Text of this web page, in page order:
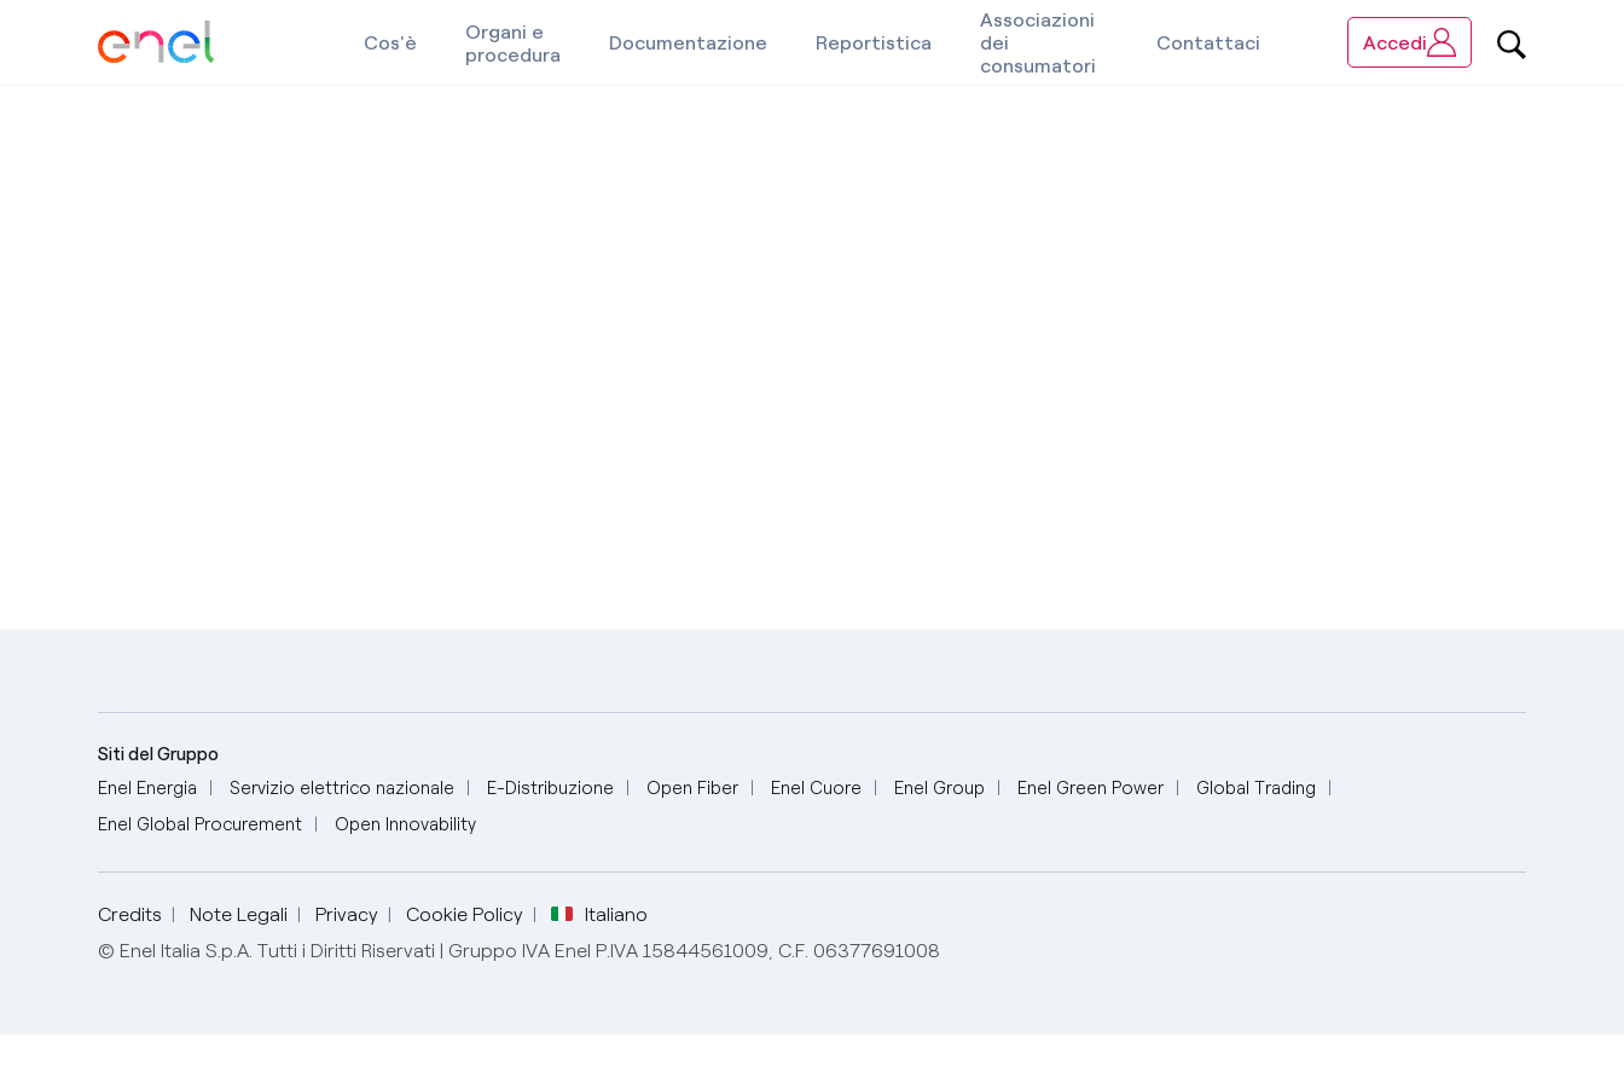
Cos'è
Organi e
procedura
Documentazione Reportistica
Associazioni
dei
consumatori
Contattaci Accedi
Siti del Gruppo
Enel Energia
Servizio elettrico nazionale E-Distribuzione Open Fiber Enel Cuore Enel Group Enel Green Power
Global Trading
Enel Global Procurement
Open Innovability
Credits Note Legali Privacy Cookie Policy Italiano
Italian
© Enel Italia S.p.A. Tutti i Diritti Riservati | Gruppo IVA Enel P.IVA 15844561009, C.F. 06377691008